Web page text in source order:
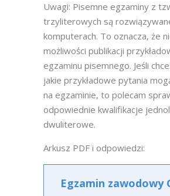
Uwagi: Pisemne egzaminy z
trzyliterowych są
komputerach. To oznacza, że
możliwości publikacji
egzaminu pisemnego. Jeśli
jakie przykładowe pytania
na egzaminie, to polecam
odpowiednie kwalifikacje
dwuliterowe.
Arkusz PDF i odpowiedzi:
Egzamin zawodowy